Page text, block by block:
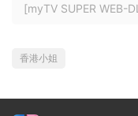
[myTV SUPER WEB-
香港小姐